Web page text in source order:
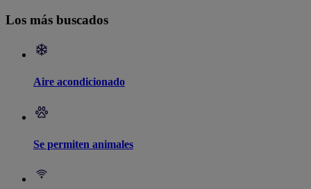
Los más buscados
Aire acondicionado
Se permiten animales